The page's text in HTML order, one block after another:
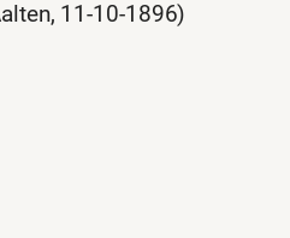
11-10-1896)